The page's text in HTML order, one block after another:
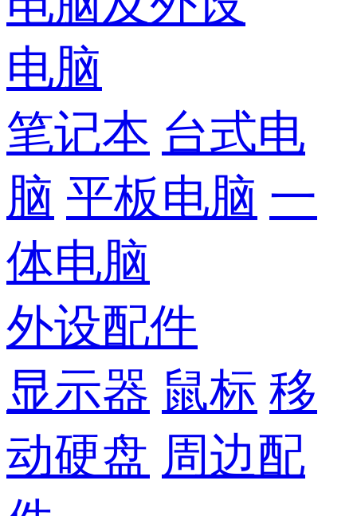
电脑
笔记本 台式电
脑 平板电脑 一
体电脑
外设配件
显示器 鼠标 移
动硬盘 周边配